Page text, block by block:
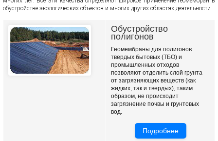
обустройстве экологических объектов и многих других областях деятельности.
Обустройство
полигонов
Геомембраны для полигонов
твердых бытовых (ТБО) и
промышленных отходов
позволяют отделить слой грунта
от загрязняющих веществ (как
жидких, так и твердых), таким
образом, не происходит
загрязнение почвы и грунтовых
вод.
Подробнее